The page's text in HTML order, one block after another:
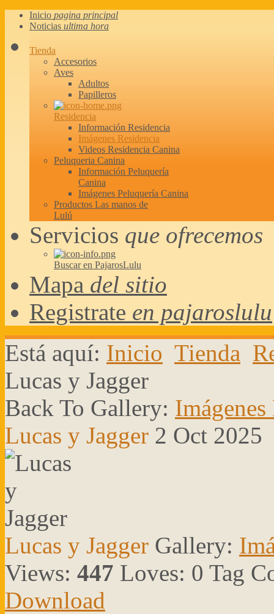
Inicio pagina principal
Noticias ultima hora
Tienda
Accesorios
Aves
Adultos
Papilleros
Residencia
Información Residencia
Imágenes Residencia
Videos Residencia Canina
Peluqueria Canina
Información Peluquería
Canina
Imágenes Peluquería Canina
Productos Las manos de
Lulú
Servicios que ofrecemos
Buscar en PajarosLulu
Mapa del sitio
Registrate en pajaroslulu
Está aquí: Inicio Tienda
Lucas y Jagger
Back To Gallery:
Lucas y Jagger 2 Oct 2025
Lucas y Jagger Gallery:
Views: 447 Loves: 0 Tag
Download